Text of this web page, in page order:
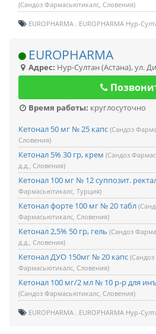
(Сандоз Фармасьютикалс, Словения)
EUROPHARMA EUROPHARMA Нур-
EUROPHARMA
Адрес: Нур-Султан (Астана),ул.
Время работы: круглосуточно
Кетонал 50 мг № 25 капс (Сандоз
Словения)
Кетонал 5% 30 гр, крем (Сандоз
д.д., Словения)
Кетонал 100 мг № 12 суппозит.
Фармасьютикалс, Турция)
Кетонал форте 100 мг № 20 табл
Фармасьютикалс, Словения)
Кетонал 2,5% 50 гр, гель (Сандоз
д.д., Словения)
Кетонал ДУО 150мг № 20 капс (Сандоз
Фармасьютикалс, Словения)
Кетонал 100 мг/2 мл № 10 р-р для
(Сандоз Фармасьютикалс, Словения)
EUROPHARMA EUROPHARMA Нур-